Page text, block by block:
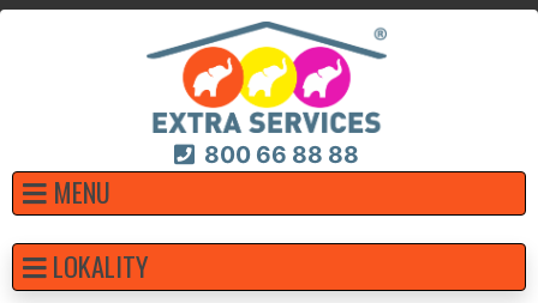
800 66 88 88
MENU
LOKALITY